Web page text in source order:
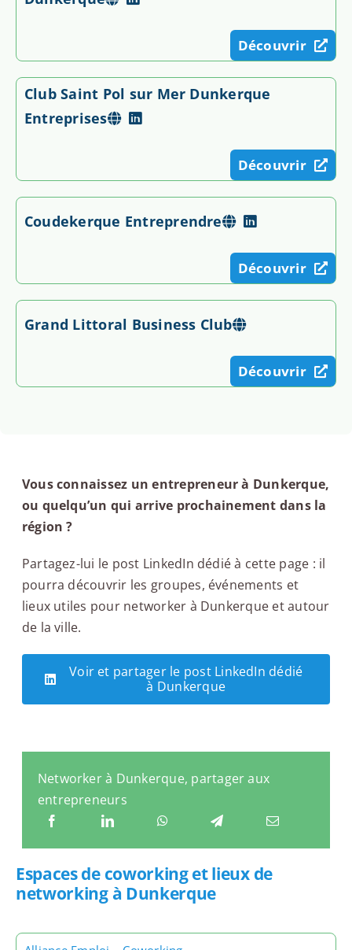
Découvrir
Club Saint Pol sur Mer Dunkerque
Entreprises
Découvrir
Coudekerque Entreprendre
Découvrir
Grand Littoral Business Club
Découvrir
Vous connaissez un entrepreneur à Dunkerque,
ou quelqu’un qui arrive prochainement dans la
région ?
Partagez-lui le post LinkedIn dédié à cette page : il
pourra découvrir les groupes, événements et
lieux utiles pour networker à Dunkerque et autour
de la ville.
Voir et partager le post LinkedIn dédié
à Dunkerque
Networker à Dunkerque, partager aux
entrepreneurs
Espaces de coworking et lieux de
networking à Dunkerque